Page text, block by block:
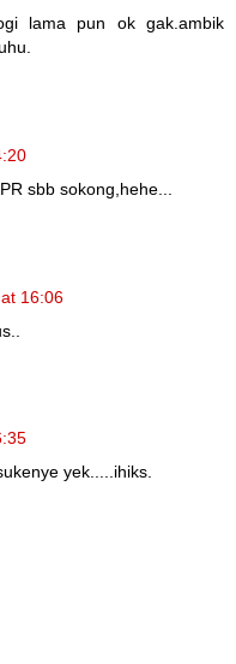
lama pun ok gak.ambik
sbb sokong,hehe...
16:06
yek.....ihiks.